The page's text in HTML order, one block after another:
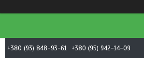
+380 (93) 848-93-61 +380 (95) 942-14-09